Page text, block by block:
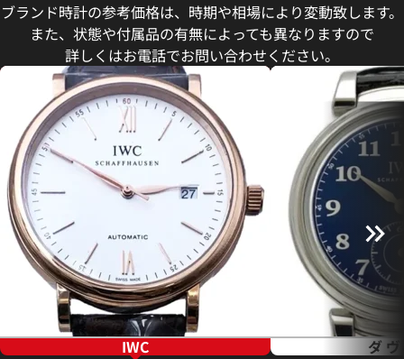
ブランド時計の参考価格は、時期や相場により変動致します。
また、状態や付属品の有無によっても異なりますので
詳しくはお電話でお問い合わせください。
IWC
ダ